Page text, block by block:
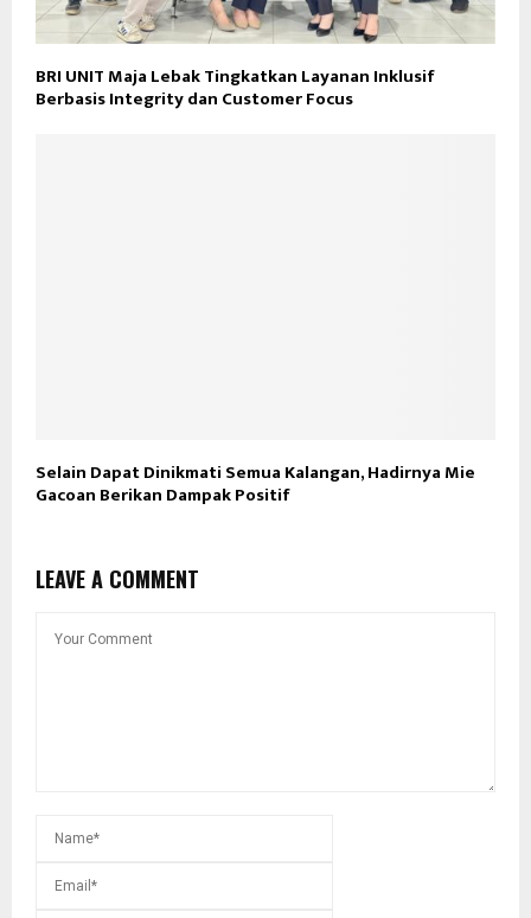
BRI UNIT Maja Lebak Tingkatkan Layanan Inklusif
Berbasis Integrity dan Customer Focus
Selain Dapat Dinikmati Semua Kalangan, Hadirnya Mie
Gacoan Berikan Dampak Positif
LEAVE A COMMENT